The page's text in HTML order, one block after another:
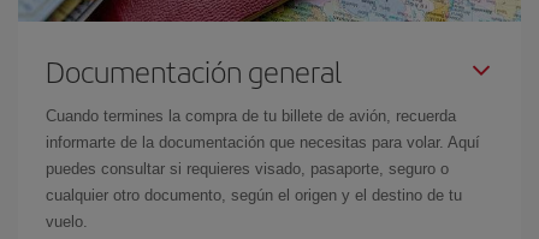
Documentación general
Cuando termines la compra de tu billete de avión, recuerda
informarte de la documentación que necesitas para volar. Aquí
puedes consultar si requieres visado, pasaporte, seguro o
cualquier otro documento, según el origen y el destino de tu
vuelo.